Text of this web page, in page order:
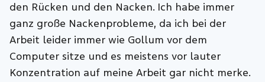
den Rücken und den Nacken. Ich habe immer
ganz große Nackenprobleme, da ich bei der
Arbeit leider immer wie Gollum vor dem
Computer sitze und es meistens vor lauter
Konzentration auf meine Arbeit gar nicht merke.